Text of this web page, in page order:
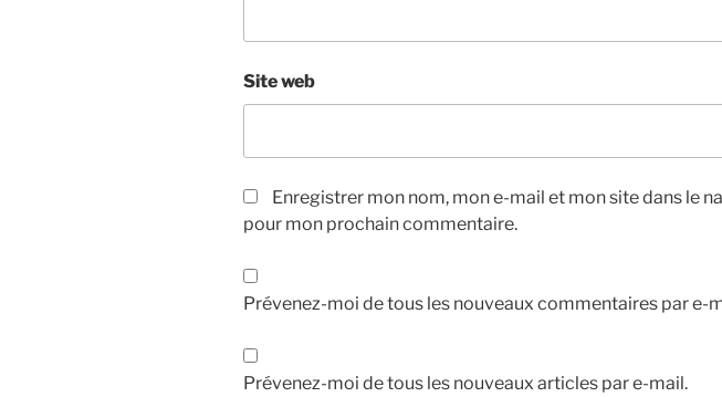
Site web
Enregistrer mon nom, mon e-mail et mon site dans le
pour mon prochain commentaire.
Prévenez-moi de tous les nouveaux commentaires par e-
Prévenez-moi de tous les nouveaux articles par e-mail.